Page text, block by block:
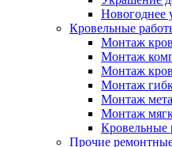
Новогоднее
Кровельные
Монтаж
Монтаж
Монтаж
Монтаж
Монтаж
Монтаж
Кровельные
Прочие